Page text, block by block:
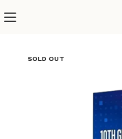
SOLD OUT